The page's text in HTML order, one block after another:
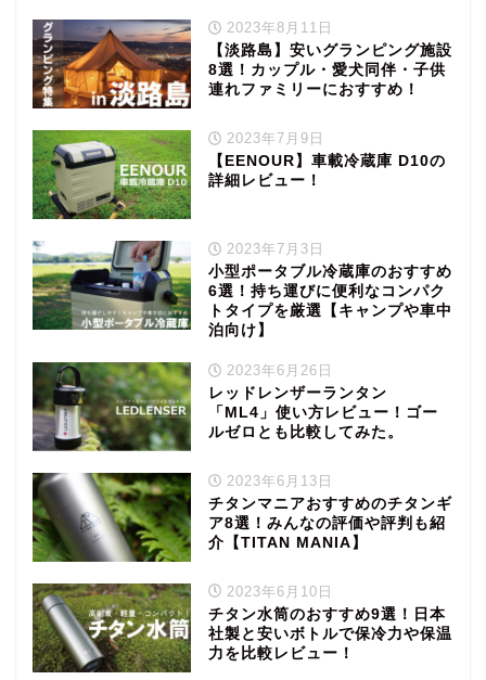
2023年8月11日
【淡路島】安いグランピング施設
8選！カップル・愛犬同伴・子供
連れファミリーにおすすめ！
2023年7月9日
【EENOUR】車載冷蔵庫 D10の
詳細レビュー！
2023年7月3日
小型ポータブル冷蔵庫のおすすめ
6選！持ち運びに便利なコンパク
トタイプを厳選【キャンプや車中
泊向け】
2023年6月26日
レッドレンザーランタン
「ML4」使い方レビュー！ゴー
ルゼロとも比較してみた。
2023年6月13日
チタンマニアおすすめのチタンギ
ア8選！みんなの評価や評判も紹
介【TITAN MANIA】
2023年6月10日
チタン水筒のおすすめ9選！日本
社製と安いボトルで保冷力や保温
力を比較レビュー！